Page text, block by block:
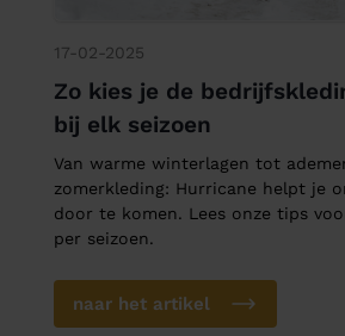
17-02-2025
Zo kies je de
bij elk seizoen
Van warme winterlagen tot
zomerkleding: Hurricane helpt je
door te komen. Lees onze tips
per seizoen.
naar het artikel